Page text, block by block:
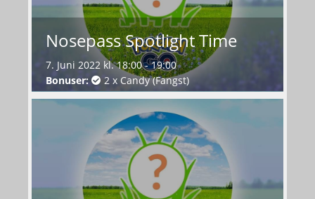
Nosepass Spotlight Time
7. Juni 2022 kl. 18:00 - 19:00
Bonuser:
2 x Candy (Fangst)